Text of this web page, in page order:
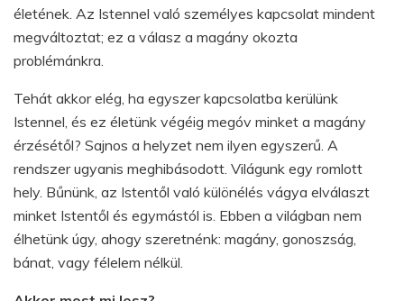
életének. Az Istennel való személyes kapcsolat mindent
megváltoztat; ez a válasz a magány okozta
problémánkra.
Tehát akkor elég, ha egyszer kapcsolatba kerülünk
Istennel, és ez életünk végéig megóv minket a magány
érzésétől? Sajnos a helyzet nem ilyen egyszerű. A
rendszer ugyanis meghibásodott. Világunk egy romlott
hely. Bűnünk, az Istentől való különélés vágya elválaszt
minket Istentől és egymástól is. Ebben a világban nem
élhetünk úgy, ahogy szeretnénk: magány, gonoszság,
bánat, vagy félelem nélkül.